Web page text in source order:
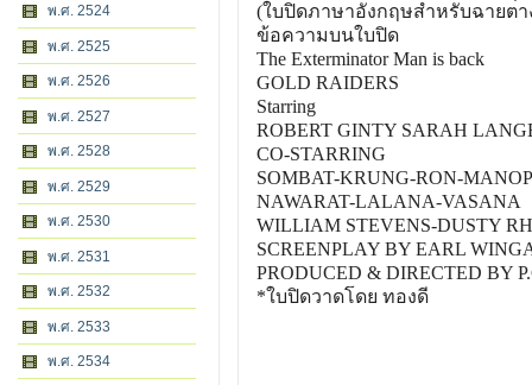
พ.ศ. 2524
พ.ศ. 2525
พ.ศ. 2526
พ.ศ. 2527
พ.ศ. 2528
พ.ศ. 2529
พ.ศ. 2530
พ.ศ. 2531
พ.ศ. 2532
พ.ศ. 2533
พ.ศ. 2534
(ใบปิดภาษาอังกฤษสำหรับฉายต
ข้อความบนใบปิด
The Exterminator Man is back
GOLD RAIDERS
Starring
ROBERT GINTY SARAH
CO-STARRING
SOMBAT-KRUNG-RON-
NAWARAT-LALANA-VASANA
WILLIAM STEVENS-DUSTY
SCREENPLAY BY EARL
PRODUCED & DIRECTED BY
*ใบปิดวาดโดย ทองดี